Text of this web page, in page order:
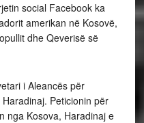
social Facebook ka
amerikan në Kosovë,
dhe Qeverisë së
i Aleancës për
Peticionin për
nga Kosova, Haradinaj e